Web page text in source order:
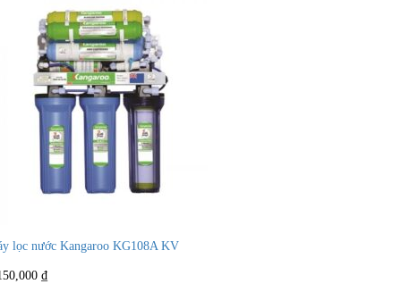
lọc nước Kangaroo KG108A KV
₫